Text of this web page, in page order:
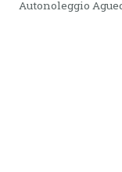
Autonoleggio